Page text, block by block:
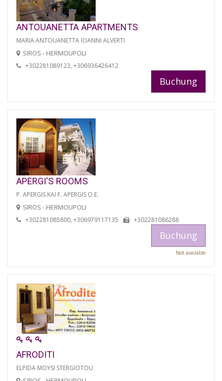
ANTOUANETTA APARTMENTS
MARIA ANTOUANETTA IOANNI ALVERTI
SIROS - HERMOUPOLI
+302281089123, +306936426412
Buchung
APERGI'S ROOMS
P. APERGIS KAI F. APERGIS O.E.
SIROS - HERMOUPOLI
+302281085800, +306979117135 +302281086288
Buchung
Not available
AFRODITI
ELPIDA MOYSI STERGIOTOU